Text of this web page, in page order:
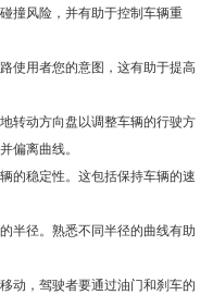
撞风险，并有助于控制车辆重
使用者您的意图，这有助于提高
转动方向盘以调整车辆的行驶方
偏离曲线。
的稳定性。这包括保持车辆的速
半径。熟悉不同半径的曲线有助
动，驾驶者要通过油门和刹车的